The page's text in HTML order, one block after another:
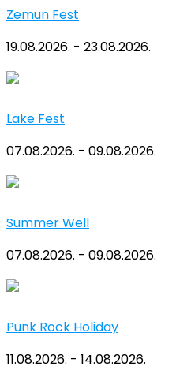
Zemun Fest
19.08.2026. - 23.08.2026.
Lake Fest
07.08.2026. - 09.08.2026.
Summer Well
07.08.2026. - 09.08.2026.
Punk Rock Holiday
11.08.2026. - 14.08.2026.